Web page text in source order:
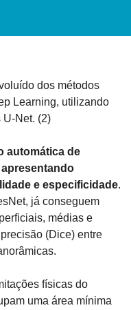
dos métodos
Learning, utilizando
U-Net. (2)
automática de
e especificidade.
já conseguem
médias e
(Dice) entre
físicas do
uma área mínima